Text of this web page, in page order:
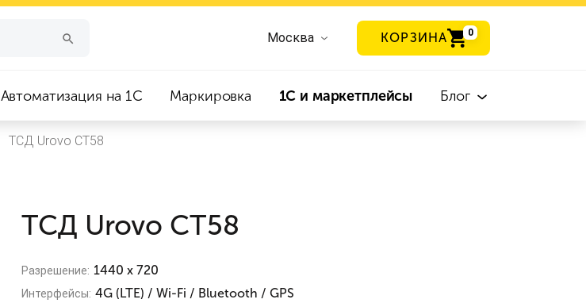
Москва КОРЗИНА 0
Автоматизация на 1С Маркировка 1С и маркетплейсы Блог
ТСД Urovo CT58
ТСД Urovo CT58
Разрешение: 1440 x 720
Интерфейсы: 4G (LTE) / Wi-Fi / Bluetooth / GPS